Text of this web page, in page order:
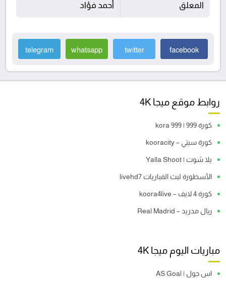
المعلق أحمد فؤاد
facebook
twitter
whatsapp
telegram
روابط موقع ميجا 4K
كورة 999 | kora 999
كورة سيتي – kooracity
يلا شوت | Yalla Shoot
الأسطورة لبث المباريات livehd7
كورة 4 لايف – koora4live
ريال مدريد – Real Madrid
مباريات اليوم ميجا 4K
اس جول | AS Goal